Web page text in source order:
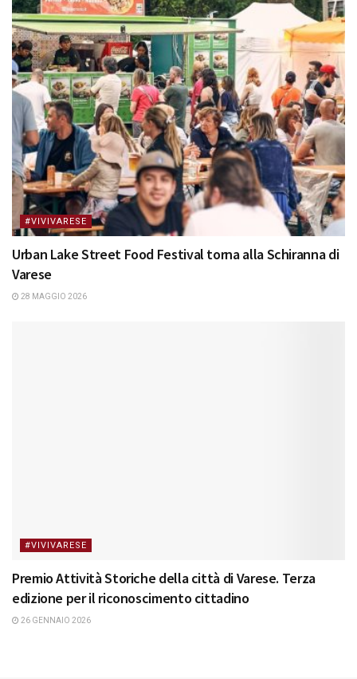
#VIVIVARESE
Urban Lake Street Food Festival torna alla Schiranna di
Varese
28 MAGGIO 2026
#VIVIVARESE
Premio Attività Storiche della città di Varese. Terza
edizione per il riconoscimento cittadino
26 GENNAIO 2026